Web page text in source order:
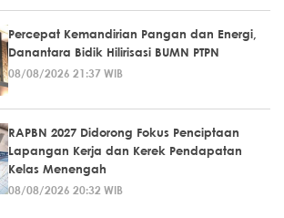
Percepat Kemandirian Pangan dan Energi,
Danantara Bidik Hilirisasi BUMN PTPN
08/08/2026 21:37 WIB
RAPBN 2027 Didorong Fokus Penciptaan
Lapangan Kerja dan Kerek Pendapatan
Kelas Menengah
08/08/2026 20:32 WIB